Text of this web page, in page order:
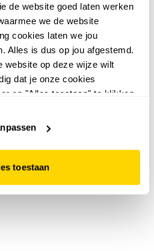
de website goed laten werken
we de website
cookies laten we jou
Alles is dus op jou afgestemd.
website op deze wijze wilt
dat je onze cookies
op "Alles toestaan" te klikken.
toestaan